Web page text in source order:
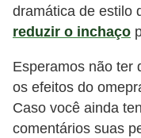
dramática de estilo
reduzir o inchaço
Esperamos não ter
os efeitos do
Caso você ainda
comentários suas